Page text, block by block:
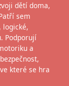
dětí doma,
sem
logické,
Podporují
a
které se hra